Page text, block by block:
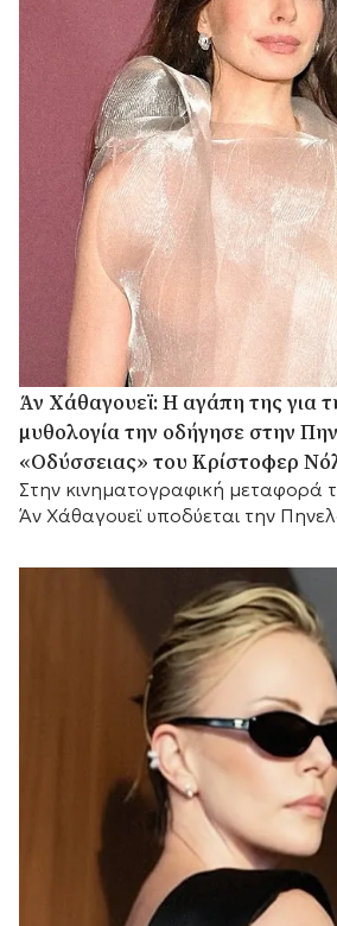
Άν Χάθαγουεϊ: Η αγάπη της για
μυθολογία την οδήγησε στην
«Οδύσσειας» του Κρίστοφερ
Στην κινηματογραφική μεταφορά
Άν Χάθαγουεϊ υποδύεται την